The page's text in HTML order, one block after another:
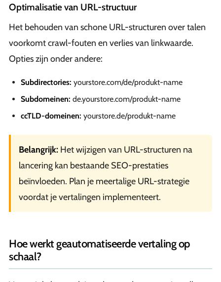
Optimalisatie van URL-structuur
Het behouden van schone URL-structuren over talen
voorkomt crawl-fouten en verlies van linkwaarde.
Opties zijn onder andere:
Subdirectories: yourstore.com/de/produkt-name
Subdomeinen: de.yourstore.com/produkt-name
ccTLD-domeinen: yourstore.de/produkt-name
Belangrijk: Het wijzigen van URL-structuren na
lancering kan bestaande SEO-prestaties
beïnvloeden. Plan je meertalige URL-strategie
voordat je vertalingen implementeert.
Hoe werkt geautomatiseerde vertaling op
schaal?